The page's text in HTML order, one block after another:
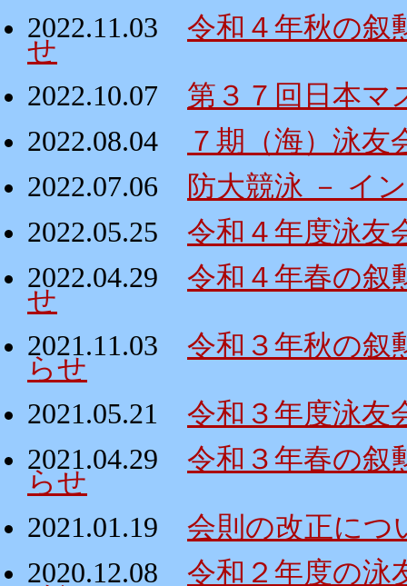
2022.11.03
令和４年秋の叙
せ
2022.10.07
第３７回日本マ
2022.08.04
７期（海）泳友
2022.07.06
防大競泳 － イ
2022.05.25
令和４年度泳友
2022.04.29
令和４年春の叙
せ
2021.11.03
令和３年秋の叙
らせ
2021.05.21
令和３年度泳友
2021.04.29
令和３年春の叙
らせ
2021.01.19
会則の改正につ
2020.12.08
令和２年度の泳